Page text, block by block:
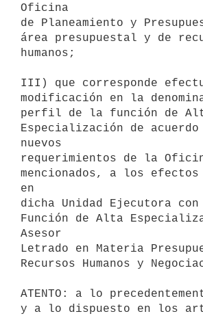
Oficina
de Planeamiento y
área presupuestal y de
humanos;
III) que corresponde
modificación en la
perfil de la función de
Especialización de
nuevos
requerimientos de la
mencionados, a los
en
dicha Unidad Ejecutora con
Función de Alta
Asesor
Letrado en Materia
Recursos Humanos y
ATENTO: a lo
y a lo dispuesto en los